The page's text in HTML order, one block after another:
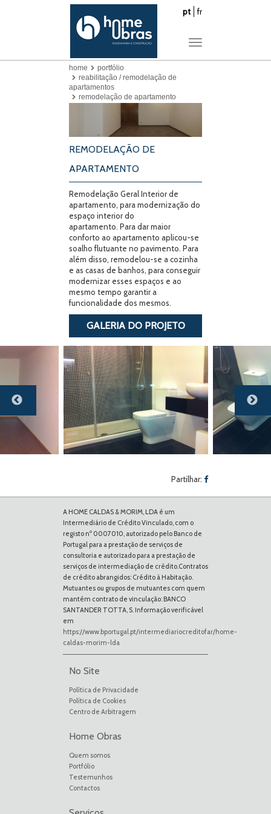
pt fr
Toggle
home
portfólio
reabilitação / remodelação de
apartamentos
remodelação de apartamento
REMODELAÇÃO DE
APARTAMENTO
Remodelação Geral Interior de
apartamento, para modernização do
espaço interior do
apartamento. Para dar maior
conforto ao apartamento aplicou-se
soalho flutuante no pavimento. Para
além disso, remodelou-se a cozinha
e as casas de banhos, para conseguir
modernizar esses espaços e ao
mesmo tempo garantir a
funcionalidade dos mesmos.
GALERIA DO PROJETO
Partilhar:
A HOME CALDAS & MORIM, LDA é um
Intermediário de Crédito Vinculado, com o
registo nº 0007010, autorizado pelo Banco de
Portugal para a prestação de serviços de
consultoria e autorizado para a prestação de
serviços de intermediação de crédito.Contratos
de crédito abrangidos: Crédito à Habitação.
Mutuantes ou grupos de mutuantes com quem
mantém contrato de vinculação: BANCO
SANTANDER TOTTA, S. Informação verificável
em
https://www.bportugal.pt/intermediariocreditofar/home-
caldas-morim-lda
No Site
Política de Privacidade
Política de Cookies
Centro de Arbitragem
Home Obras
Quem somos
Portfólio
Testemunhos
Contactos